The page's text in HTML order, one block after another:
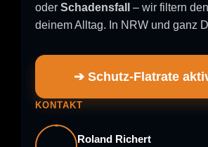
oder Schadensfall
– wir filtern
deinem Alltag. In NRW und ganz
➔ Schutz-Flatrate
KONTAKT
Roland Richert